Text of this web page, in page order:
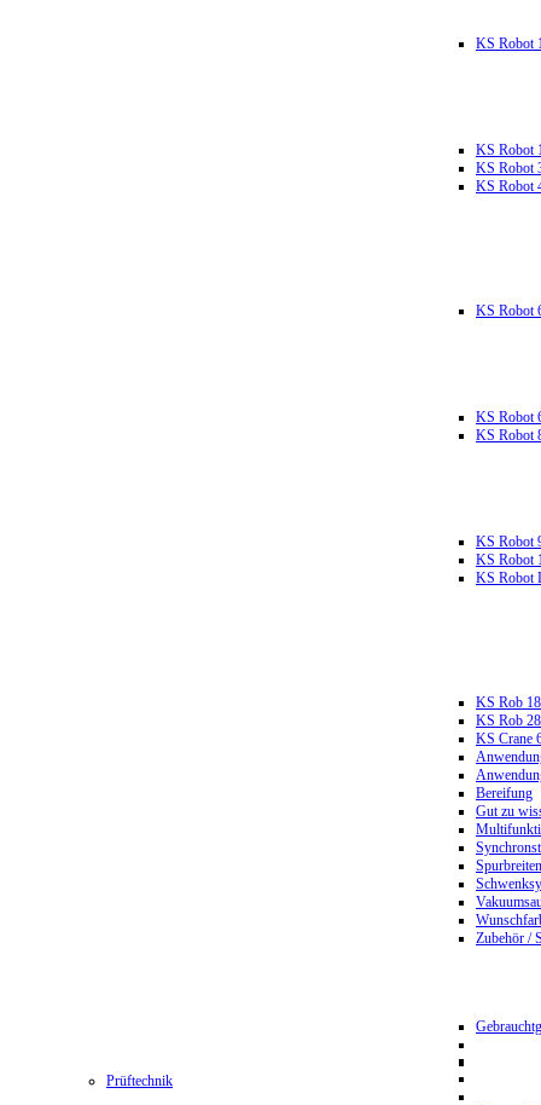
KS Robot
KS Robot
KS Robot
KS Robot
KS Robot
KS Robot
KS Robot
KS Robot
KS Robot
KS Robot
KS Rob
KS Rob
KS Crane
Bereifung
Gut zu
Zubehör /
Prüftechnik